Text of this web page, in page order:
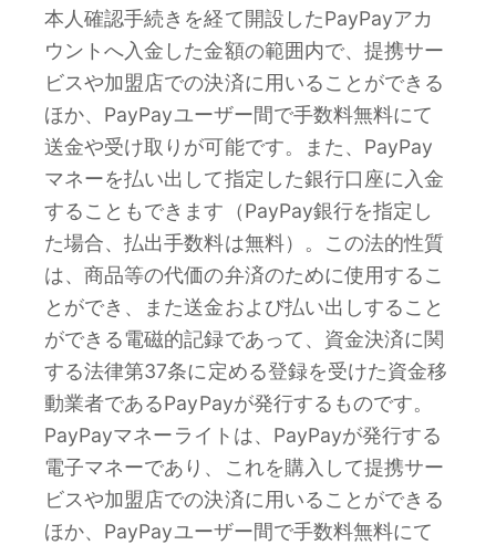
本人確認手続きを経て開設したPayPayアカ
ウントへ入金した金額の範囲内で、提携サー
ビスや加盟店での決済に用いることができる
ほか、PayPayユーザー間で手数料無料にて
送金や受け取りが可能です。また、PayPay
マネーを払い出して指定した銀行口座に入金
することもできます（PayPay銀行を指定し
た場合、払出手数料は無料）。この法的性質
は、商品等の代価の弁済のために使用するこ
とができ、また送金および払い出しすること
ができる電磁的記録であって、資金決済に関
する法律第37条に定める登録を受けた資金移
動業者であるPayPayが発行するものです。
PayPayマネーライトは、PayPayが発行する
電子マネーであり、これを購入して提携サー
ビスや加盟店での決済に用いることができる
ほか、PayPayユーザー間で手数料無料にて